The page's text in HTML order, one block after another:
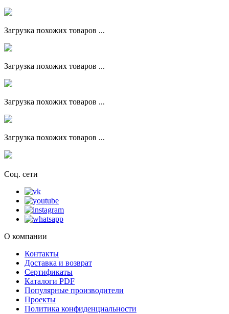
Загрузка похожих товаров ...
Загрузка похожих товаров ...
Загрузка похожих товаров ...
Загрузка похожих товаров ...
Соц. сети
О компании
Контакты
Доставка и возврат
Сертификаты
Каталоги PDF
Популярные производители
Проекты
Политика конфиденциальности